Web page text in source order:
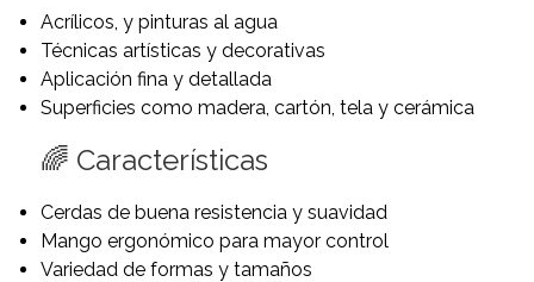
Acrílicos, y pinturas al agua
Técnicas artísticas y decorativas
Aplicación fina y detallada
Superficies como madera, cartón, tela y cerámica
🌈 Características
Cerdas de buena resistencia y suavidad
Mango ergonómico para mayor control
Variedad de formas y tamaños